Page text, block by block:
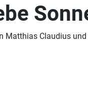
Matthias Claudius